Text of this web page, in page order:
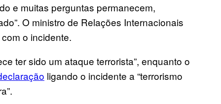
e muitas perguntas permanecem,
O ministro de Relações Internacionais
o incidente.
ter sido um ataque terrorista”, enquanto o
ligando o incidente a “terrorismo